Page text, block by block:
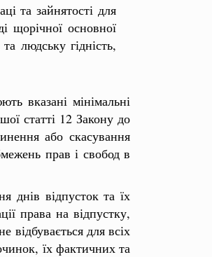
та зайнятості для
щорічної основної
людську гідність,
вказані мінімальні
статті 12 Закону до
або скасування
прав і свобод в
днів відпусток та їх
права на відпустку,
відбувається для всіх
їх фактичних та